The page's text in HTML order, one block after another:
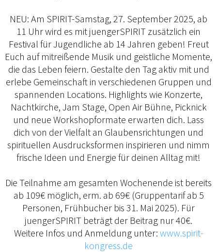
NEU: Am SPIRIT-Samstag, 27. September 2025, ab
11 Uhr wird es mit juengerSPIRIT zusätzlich ein
Festival für Jugendliche ab 14 Jahren geben! Freut
Euch auf mitreißende Musik und geistliche Momente,
die das Leben feiern. Gestalte den Tag aktiv mit und
erlebe Gemeinschaft in verschiedenen Gruppen und
spannenden Locations. Highlights wie Konzerte,
Nachtkirche, Jam Stage, Open Air Bühne, Picknick
und neue Workshopformate erwarten dich. Lass
dich von der Vielfalt an Glaubensrichtungen und
spirituellen Ausdrucksformen inspirieren und nimm
frische Ideen und Energie für deinen Alltag mit!
Die Teilnahme am gesamten Wochenende ist bereits
ab 109€ möglich, erm. ab 69€ (Gruppentarif ab 5
Personen, Frühbucher bis 31. Mai 2025). Für
juengerSPIRIT beträgt der Beitrag nur 40€.
Weitere Infos und Anmeldung unter: www.spirit-
kongress.de